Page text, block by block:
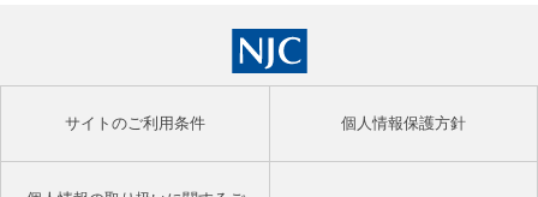
サイトのご利用条件 個人情報保護方針